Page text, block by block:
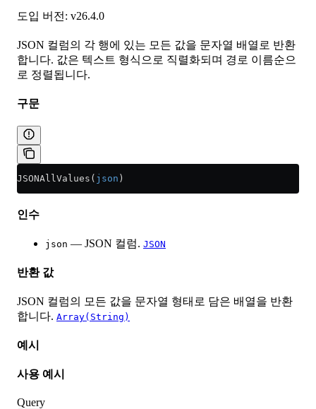
도입 버전: v26.4.0
JSON 컬럼의 각 행에 있는 모든 값을 문자열 배열로 반환
합니다. 값은 텍스트 형식으로 직렬화되며 경로 이름순으
로 정렬됩니다.
구문
JSONAllValues( json )
인수
json — JSON 컬럼. JSON
반환 값
JSON 컬럼의 모든 값을 문자열 형태로 담은 배열을 반환
합니다. Array(String)
예시
사용 예시
Query